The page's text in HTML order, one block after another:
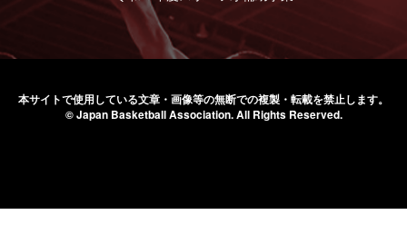
本サイトで使用している文章・画像等の無断での複製・転載を禁止します。
© Japan Basketball Association.All Rights Reserved.